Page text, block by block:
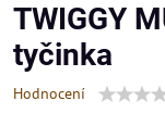
TWIGGY
tyčinka
Hodnocení